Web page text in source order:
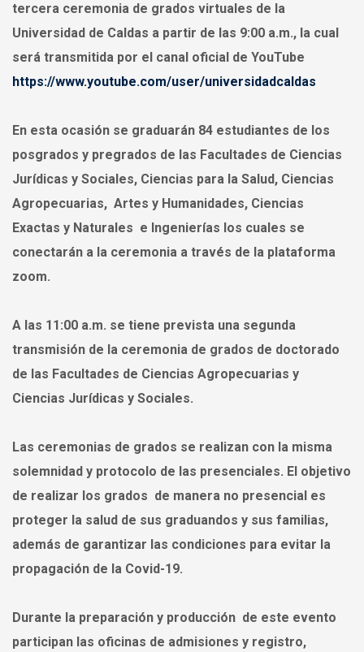
tercera ceremonia de grados virtuales de la
Universidad de Caldas a partir de las 9:00 a.m., la cual
será transmitida por el canal oficial de YouTube
https://www.youtube.com/user/universidadcaldas
En esta ocasión se graduarán 84 estudiantes de los
posgrados y pregrados de las Facultades de Ciencias
Jurídicas y Sociales, Ciencias para la Salud, Ciencias
Agropecuarias, Artes y Humanidades, Ciencias
Exactas y Naturales e Ingenierías los cuales se
conectarán a la ceremonia a través de la plataforma
zoom.
A las 11:00 a.m. se tiene prevista una segunda
transmisión de la ceremonia de grados de doctorado
de las Facultades de Ciencias Agropecuarias y
Ciencias Jurídicas y Sociales.
Las ceremonias de grados se realizan con la misma
solemnidad y protocolo de las presenciales. El objetivo
de realizar los grados de manera no presencial es
proteger la salud de sus graduandos y sus familias,
además de garantizar las condiciones para evitar la
propagación de la Covid-19.
Durante la preparación y producción de este evento
participan las oficinas de admisiones y registro,